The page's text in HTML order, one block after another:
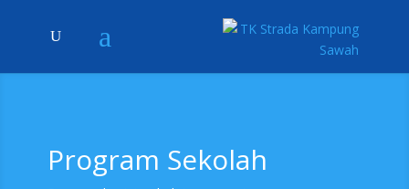
Program Sekolah